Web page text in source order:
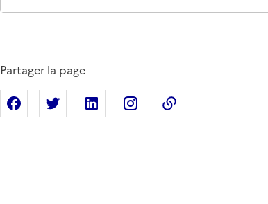
Partager la page
Partager sur Facebook
Partager sur XPartager sur Linkedin
Partager sur Instagram